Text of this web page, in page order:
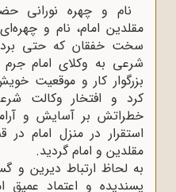
نام و چهره نورانی
مقلدین امام، نام و
سخت خفقان که حتی
شرعی به وکلای امام
بزرگوار کار و موقعیت
کرد و افتخار وکالت
خطراتش بر آسایش و
استقرار در منزل امام در
مقلدین و امام گردید.
به لحاظ ارتباط دیرین و
پسندیده و اعتماد